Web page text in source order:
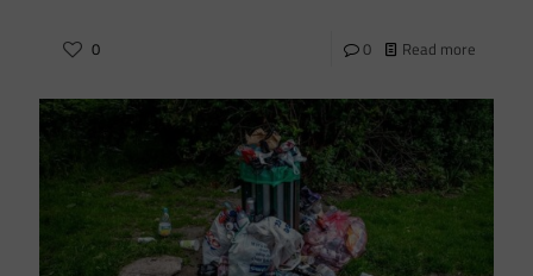
0 0 Read more